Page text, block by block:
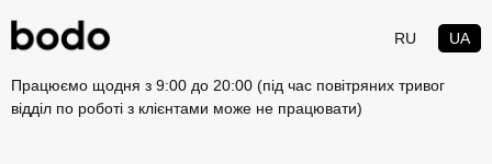
RU UA
Працюємо щодня з 9:00 до 20:00 (під час повітряних тривог
відділ по роботі з клієнтами може не працювати)